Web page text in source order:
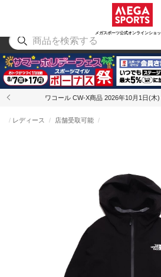
メガスポーツ公式オンラインショ
アウトドア
ワコール CW-X商品 2026年10月1日(木
レディース 店舗受取可能